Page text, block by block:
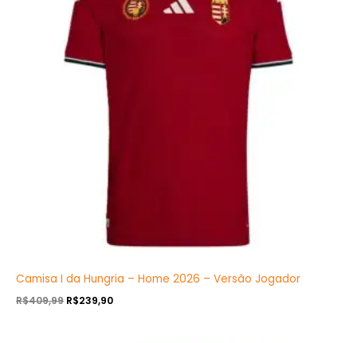
Camisa I da Hungria – Home 2026 – Versão Jogador
R$409,99 R$239,90